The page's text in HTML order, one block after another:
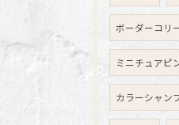
ボーダーコリ
ミニチュアピ
カラーシャン